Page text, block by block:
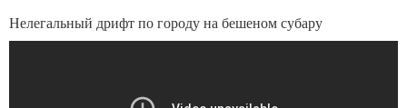
Нелегальный дрифт по городу на бешеном субару